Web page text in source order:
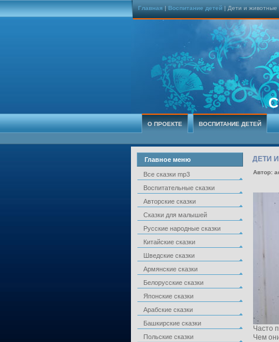
Главная | Воспитание детей | Дети и животные
О ПРОЕКТЕ ВОСПИТАНИЕ ДЕТЕЙ
Главное меню
Все сказки mp3
Воспитательные сказки
Авторские сказки
Сказки для малышей
Русские народные сказки
Китайские сказки
Шведские сказки
Армянские сказки
Белорусские сказки
Японские сказки
Арабские сказки
Башкирские сказки
Польские сказки
ДЕТИ
Автор:
Часто
Чем